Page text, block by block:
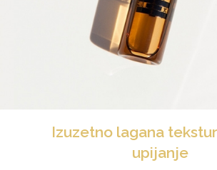
Izuzetno lagana
upijanje